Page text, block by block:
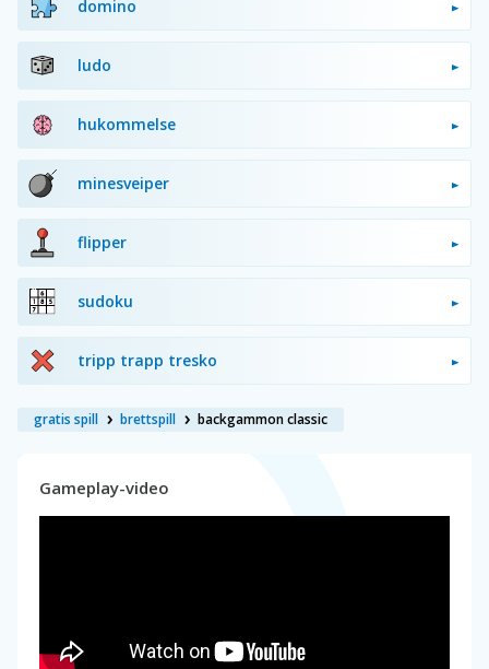
domino
ludo
hukommelse
minesveiper
flipper
sudoku
tripp trapp tresko
gratis spill brettspill backgammon classic
Gameplay-video